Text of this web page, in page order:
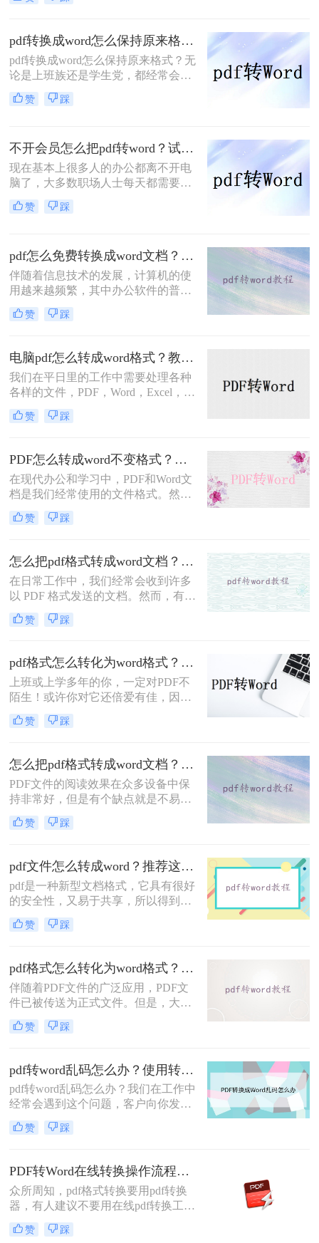
要转换PDF文件的格式。电脑怎么把
怎么转换。那么今天就来给大家分享
一下pdf转word的方法。
pdf转换成word怎么保持原来格式？四个方法教你正确打开！
pdf转换成word怎么保持原来格式？无
论是上班族还是学生党，都经常会碰
到需要给文件转格式的问题，PDF文
件一般不好直接编辑，需要转成word
所以这里给大家推荐几个好用的PDF
转换方法。
赞 踩
不开会员怎么把pdf转word？试试这二个方法！
现在基本上很多人的办公都离不开电
脑了，大多数职场人士每天都需要处
理各种各样的办公文件，而文件的格
式转换也是经常遇到的，如果你还不
家一起聊一聊不开会员怎么把pdf转
word？下面一起看看吧。
赞 踩
pdf怎么免费转换成word文档？亲测好用的方法分享！
伴随着信息技术的发展，计算机的使
用越来越频繁，其中办公软件的普及
也使大家的工作效率越来越高，对于
很多人来说，电脑已经成为生活的一
练，相应的操作要求也越来越高，其
中还有 PDF文件格式转换，想要将
pdf转换成word文档，这个问题把握好
了，可以让工作更快捷，对于这种pdf
转word之后怎么编辑，下面一看看pdf
怎么免费转换成word文档吧。
赞 踩
电脑pdf怎么转成word格式？教你二个免费方法！
我们在平日里的工作中需要处理各种
各样的文件，PDF，Word，Excel，
PPT多多少少都有用到，各种的工作
内容需要用到不同的工具，在一些的
式，很多初入职场的小伙伴不清楚电
脑pdf怎么转成word格式，那么小编下
面就来分享二个免费转换方法，一起
来看看吧。
赞 踩
PDF怎么转成word不变格式？手把手教你转换！
在现代办公和学习中，PDF和Word文
档是我们经常使用的文件格式。然
而，有时我们需要将PDF文件转换成
Word文档以方便编辑和修改。随着技
换工具来实现这一目标。那么，PDF
怎么转成word不变格式呢?接下来，
让我们一起去了解一下吧!
赞 踩
怎么把pdf格式转成word文档？你可以试着这样转换~
在日常工作中，我们经常会收到许多
以 PDF 格式发送的文档。然而，有时
候我们需要编辑 PDF 文件中的内容，
而 PDF 文件并不是一个易于编辑的格
成 Word 文档是非常必要的。转换
PDF 文件成 Word 文档的方法有很
多，以下是怎么把pdf格式转成word文
档方法。
赞 踩
pdf格式怎么转化为word格式？三种操作方法分享给你！
上班或上学多年的你，一定对PDF不
陌生！或许你对它还倍爱有佳，因为
不管在哪它都能保留住你设置好的文
档格式！不过，有时候你对它可能也
经常遇到重重阻碍...但，若是PDF能
随时转成Word文档，这种障碍也就不
存在啦，它依旧是你的宠儿~
赞 踩
怎么把pdf格式转成word文档？教你一种简单好用的转换方法！
PDF文件的阅读效果在众多设备中保
持非常好，但是有个缺点就是不易编
辑，有些不想被别人编辑内容的朋友
呢，就喜欢把文档做成PDF格式的，
过，当你办公整理资料的时候需要将
文档内容复制下来，接到都是PDF格
式的文档，那就很心累了。这时候就
需要把pdf格式转成word文档了，那么
怎么把pdf格式转成word文档呢？下面
讲讲在线转换方法。
赞 踩
pdf文件怎么转成word？推荐这二种方法！
pdf是一种新型文档格式，它具有很好
的安全性，又易于共享，所以得到了
广泛的应用。我们认可它的优点，同
时也要接受它的缺点，比如说pdf不是
法，有人说可以把pdf转换成word。下
面我们先来看看pdf文件怎么转成word
方法。
赞 踩
pdf格式怎么转化为word格式？教大家几个转换方法！
伴随着PDF文件的广泛应用，PDF文
件已被传送为正式文件。但是，大多
数人仍然偏爱使用Word进行编辑，无
法处理手边的PDF文件。pdf格式怎么
就为大家解答。在小编通过几个在小
编实践中将PDF转化为Word文档的方
法之后，给大家整理了pdf转word的方
法。
赞 踩
pdf转word乱码怎么办？使用转转大师试一试！
pdf转word乱码怎么办？我们在工作中
经常会遇到这个问题，客户向你发来
PDF文件，但是我们要修改、复制文
字或者是要将里面的图片导出来，需
常会遇到的一个问题，那就是乱码和
排版混乱，这样处理起来也是十分的
麻烦。为什么会乱码呢？要怎样才不
会乱码？
赞 踩
PDF转Word在线转换操作流程：从上传到下载1分钟搞定！
众所周知，pdf格式转换要用pdf转换
器，有人建议不要用在线pdf转换工
具，认为存在一定风险，有可能泄露
文件内容。其实，只有你选择一款足
赞 踩